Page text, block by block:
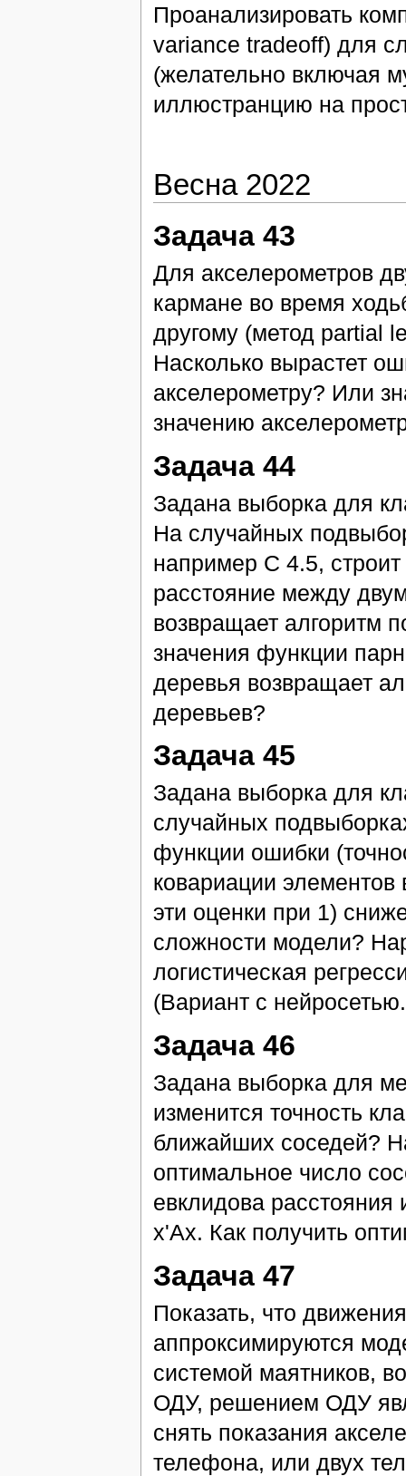
Проанализировать
variance tradeoff) для
(желательно включая
иллюстранцию на
Весна 2022
Задача 43
Для акселерометров
кармане во время
другому (метод partial
Насколько вырастет
акселерометру? Или
значению
Задача 44
Задана выборка для
На случайных
например С 4.5,
расстояние между
возвращает алгоритм
значения функции
деревья возвращает
деревьев?
Задача 45
Задана выборка для
случайных
функции ошибки
ковариации элементов
эти оценки при 1)
сложности модели?
логистическая
(Вариант с
Задача 46
Задана выборка для
изменится точность
ближайших соседей?
оптимальное число
евклидова расстояния
x'Ax. Как получить
Задача 47
Показать, что
аппроксимируются
системой маятников,
ОДУ, решением ОДУ
снять показания
телефона, или двух